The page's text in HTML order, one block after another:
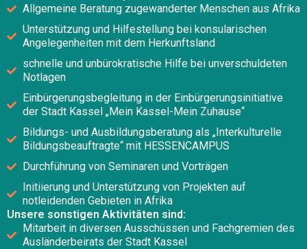
Allgemeine Beratung zugewanderter Menschen aus Afrika
Unterstützung und Hilfestellung bei konsularischen
Angelegenheiten mit dem Herkunftsland
schnelle und unbürokratische Hilfe bei unverschuldeten
Notlagen
Einbürgerungsbegleitung in der Einbürgerungsinitiative
der Stadt Kassel „Mein Kassel-Mein Zuhause“
Bildungs- und Ausbildungsberatung als „Interkulturelle
Bildungsbeauftragte“ mit HESSENCAMPUS
Durchführung von Seminaren und Vorträgen
Initiierung und Unterstützung von Projekten auf
notleidenden Gebieten in Afrika
Unsere sonstigen Aktivitäten sind:
Mitarbeit in diversen Ausschüssen und Fachgremien des
Ausländerbeirats der Stadt Kassel